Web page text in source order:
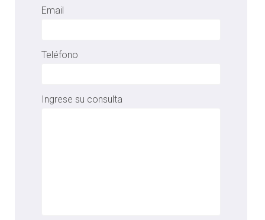
Email
Teléfono
Ingrese su consulta